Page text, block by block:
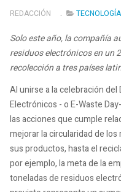
REDACCIÓN TECNOLOGÍA
Solo este año, la compañía
residuos electrónicos en un
recolección a tres países
Al unirse a la celebración del
Electrónicos - o E-Waste
las acciones que cumple
mejorar la circularidad de
sus productos, hasta el
por ejemplo, la meta de la
toneladas de residuos